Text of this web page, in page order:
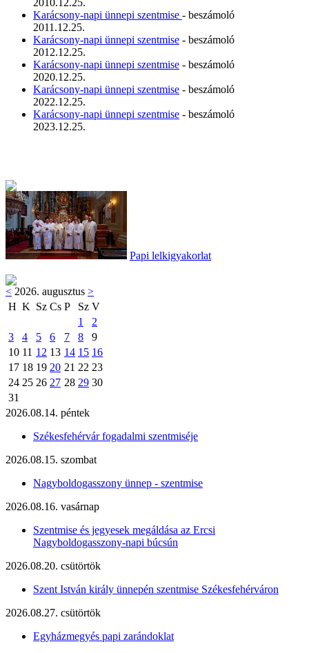
2010.12.25.
Karácsony-napi ünnepi szentmise - beszámoló
2011.12.25.
Karácsony-napi ünnepi szentmise - beszámoló
2012.12.25.
Karácsony-napi ünnepi szentmise - beszámoló
2020.12.25.
Karácsony-napi ünnepi szentmise - beszámoló
2022.12.25.
Karácsony-napi ünnepi szentmise - beszámoló
2023.12.25.
Papi lelkigyakorlat
< 2026. augusztus >
H K Sz Cs P Sz V
1
2
3
4 5 6 7 8
9
10 11 12 13 14 15 16
17 18 19 20 21 22 23
24 25 26 27 28 29 30
31
2026.08.14. péntek
Székesfehérvár fogadalmi szentmiséje
2026.08.15. szombat
Nagyboldogasszony ünnep - szentmise
2026.08.16. vasárnap
Szentmise és jegyesek megáldása az Ercsi
Nagyboldogasszony-napi búcsún
2026.08.20. csütörtök
Szent István király ünnepén szentmise Székesfehérváron
2026.08.27. csütörtök
Egyházmegyés papi zarándoklat